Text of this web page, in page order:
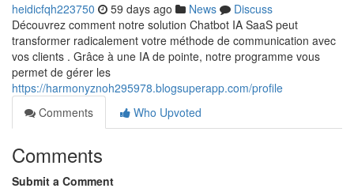
heidicfqh223750 59 days ago News
Discuss
Découvrez comment notre solution Chatbot IA SaaS peut
transformer radicalement votre méthode de communication avec
vos clients . Grâce à une IA de pointe, notre programme vous
permet de gérer les
https://harmonyznoh295978.blogsuperapp.com/profile
Comments
Who Upvoted
Comments
Submit a Comment